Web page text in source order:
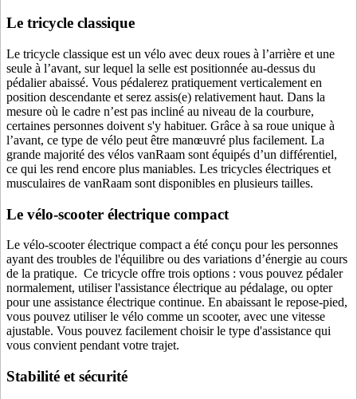
Le tricycle classique
Le tricycle classique est un vélo avec deux roues à l’arrière et une
seule à l’avant, sur lequel la selle est positionnée au-dessus du
pédalier abaissé. Vous pédalerez pratiquement verticalement en
position descendante et serez assis(e) relativement haut. Dans la
mesure où le cadre n’est pas incliné au niveau de la courbure,
certaines personnes doivent s'y habituer. Grâce à sa roue unique à
l’avant, ce type de vélo peut être manœuvré plus facilement. La
grande majorité des vélos vanRaam sont équipés d’un différentiel,
ce qui les rend encore plus maniables. Les tricycles électriques et
musculaires de vanRaam sont disponibles en plusieurs tailles.
Le vélo-scooter électrique compact
Le vélo-scooter électrique compact a été conçu pour les personnes
ayant des troubles de l'équilibre ou des variations d’énergie au cours
de la pratique. Ce tricycle offre trois options : vous pouvez pédaler
normalement, utiliser l'assistance électrique au pédalage, ou opter
pour une assistance électrique continue. En abaissant le repose-pied,
vous pouvez utiliser le vélo comme un scooter, avec une vitesse
ajustable. Vous pouvez facilement choisir le type d'assistance qui
vous convient pendant votre trajet.
Stabilité et sécurité